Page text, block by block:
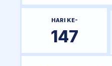
HARI KE-
147